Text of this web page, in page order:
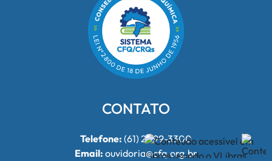
CONTATO
Telefone: (61) 2099-3300
Email: ouvidoria@cfq.org.br